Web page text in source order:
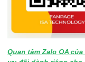
Quan tâm Zalo OA